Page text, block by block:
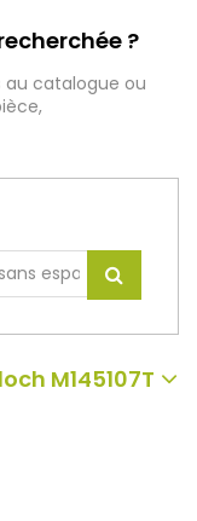
?
catalogue ou
M145107T